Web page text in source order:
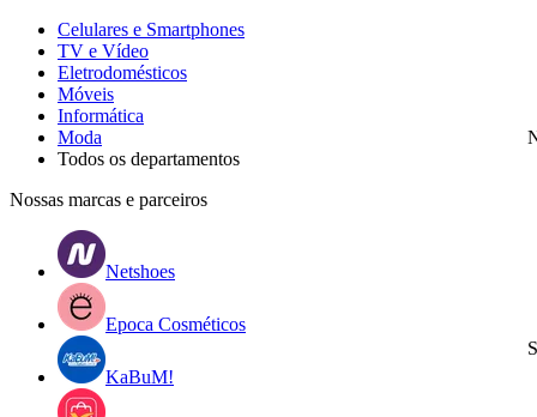
Celulares e Smartphones
TV e Vídeo
Eletrodomésticos
Móveis
Informática
Moda
Todos os departamentos
Nossas marcas e parceiros
Netshoes
Epoca Cosméticos
KaBuM!